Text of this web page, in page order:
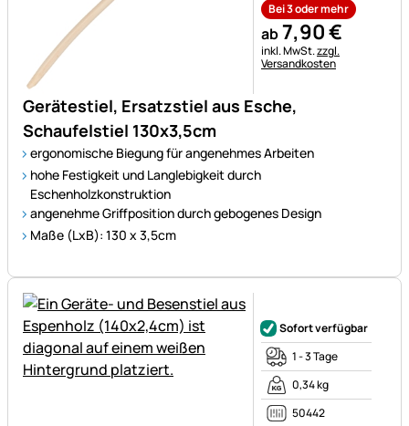
Gerätestiel, Ersatzstiel aus Esche,
Schaufelstiel 130x3,5cm
ergonomische Biegung für angenehmes Arbeiten
hohe Festigkeit und Langlebigkeit durch
Eschenholzkonstruktion
angenehme Griffposition durch gebogenes Design
Maße (LxB): 130 x 3,5cm
Bei 3 oder mehr
ab7,90€
Steuerhinweis:
inkl. MwSt.zzgl.
Versandkosten
Sofort verfügbar
1 - 3 Tage
0,34 kg
50442